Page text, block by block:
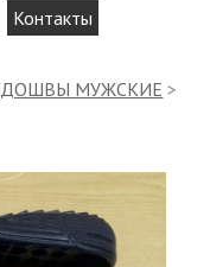
Контакты
МУЖСКИЕ >